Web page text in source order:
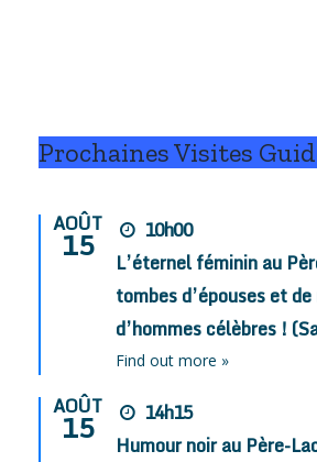
Prochaines Visites
AOÛT
15
10h00
L’éternel féminin au
tombes d’épouses et
d’hommes célèbres !
Find out more »
AOÛT
15
14h15
Humour noir au Père-